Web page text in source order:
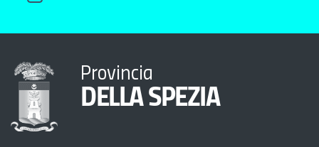
Provincia
DELLA SPEZIA